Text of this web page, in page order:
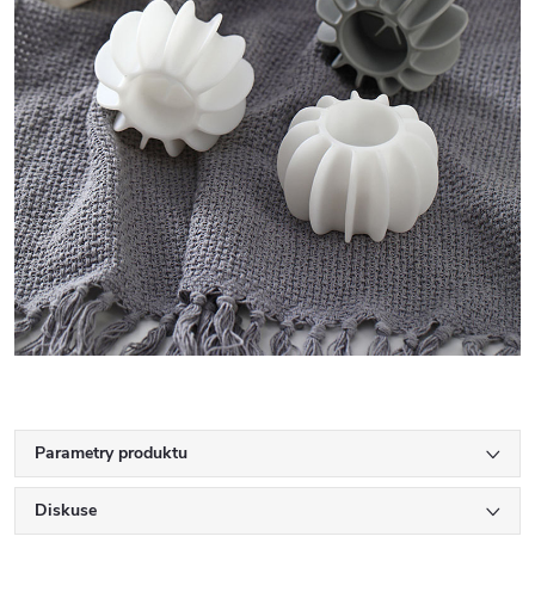
Parametry produktu
Diskuse